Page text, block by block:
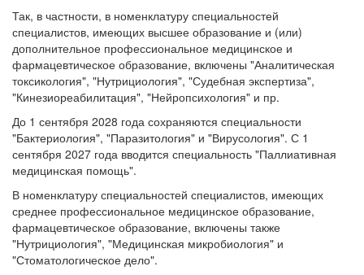
Так, в частности, в номенклатуру специальностей
специалистов, имеющих высшее образование и (или)
дополнительное профессиональное медицинское и
фармацевтическое образование, включены "Аналитическая
токсикология", "Нутрициология", "Судебная экспертиза",
"Кинезиореабилитация", "Нейропсихология" и пр.
До 1 сентября 2028 года сохраняются специальности
"Бактериология", "Паразитология" и "Вирусология". С 1
сентября 2027 года вводится специальность "Паллиативная
медицинская помощь".
В номенклатуру специальностей специалистов, имеющих
среднее профессиональное медицинское образование,
фармацевтическое образование, включены также
"Нутрициология", "Медицинская микробиология" и
"Стоматологическое дело".